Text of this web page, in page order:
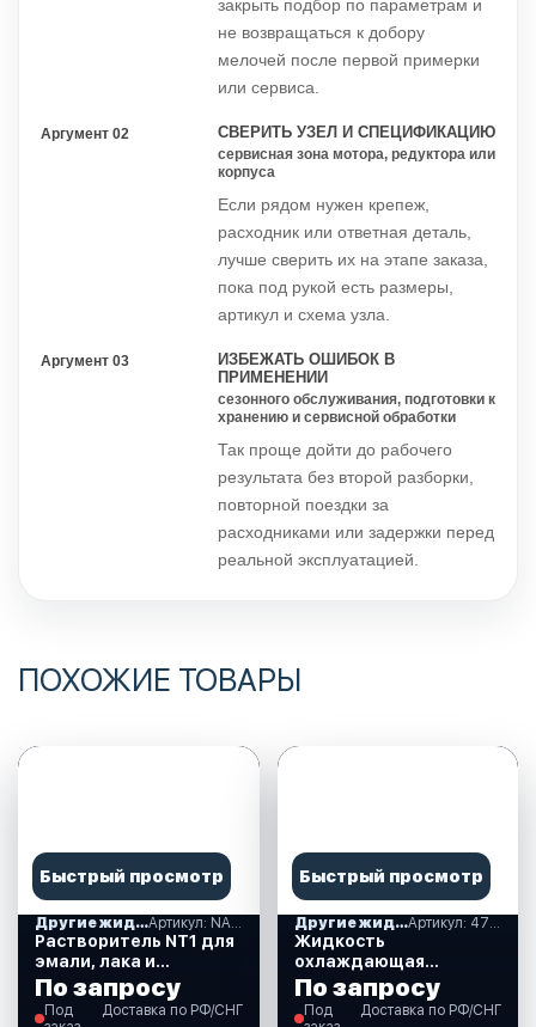
закрыть подбор по параметрам и
не возвращаться к добору
мелочей после первой примерки
или сервиса.
Аргумент 02 СВЕРИТЬ УЗЕЛ И СПЕЦИФИКАЦИЮ
сервисная зона мотора, редуктора или
корпуса
Если рядом нужен крепеж,
расходник или ответная деталь,
лучше сверить их на этапе заказа,
пока под рукой есть размеры,
артикул и схема узла.
Аргумент 03
ИЗБЕЖАТЬ ОШИБОК В
ПРИМЕНЕНИИ
сезонного обслуживания, подготовки к
хранению и сервисной обработки
Так проще дойти до рабочего
результата без второй разборки,
повторной поездки за
расходниками или задержки перед
реальной эксплуатацией.
ПОХОЖИЕ ТОВАРЫ
Быстрый просмотр
Другие жидкости, лакокрасочные материалы Артикул: NAU001/1LT
Растворитель NT1 для
эмали, лака и
грунтовки 1 литр
(NAU001/1LT)
По запросу
Под
Доставка по РФ/СНГ
Быстрый просмотр
Другие жидкости, лакокрасочные материалы Артикул: 47305
Жидкость
охлаждающая
низкозамерзающая
TOTACHI NIRO
COOLANT Orange -40C
По запросу
Под
Доставка по РФ/СНГ